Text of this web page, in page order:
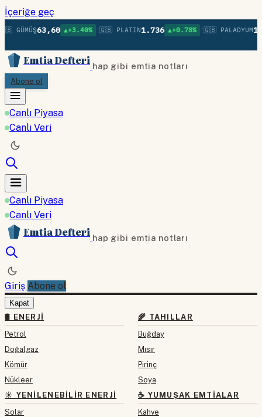
İçeriğe geç
GÜMÜŞ63,60 ▲+3.40% • 🇬🇧 PLATIN1.736 ▲+0.78% • 🇬🇧 PALADYUM
Emtia Defteri hap gibi emtia notları
Abone ol
Canlı Piyasa
Canlı Veri
Canlı Piyasa
Canlı Veri
Emtia Defteri hap gibi emtia notları
Giriş Abone ol
Kapat
🛢 ENERJI
Petrol
Doğalgaz
Kömür
Nükleer
☀️ YENILENEBILIR ENERJI
Solar
🌾 TAHILLAR
Buğday
Mısır
Pirinç
Soya
☕ YUMUŞAK EMTIALAR
Kahve